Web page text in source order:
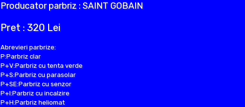
Producator parbriz : SAINT GOBAIN
Pret : 320 Lei
Abrevieri parbrize:
P:Parbriz clar
P+V:Parbriz cu tenta verde
P+S:Parbriz cu parasolar
P+SE:Parbriz cu senzor
P+I:Parbriz cu incalzire
P+H:Parbriz heliomat